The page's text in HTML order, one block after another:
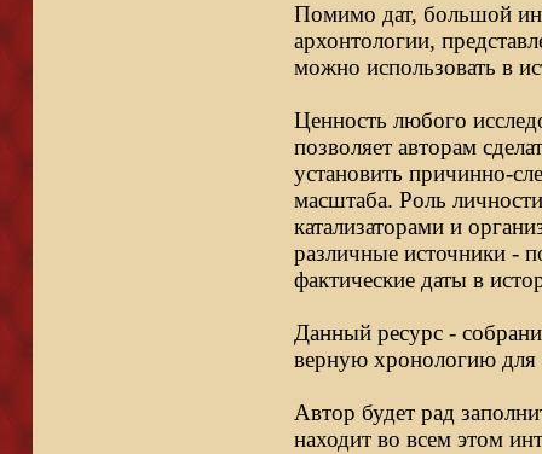
Помимо дат, большой
архонтологии,
можно использовать в
Ценность любого
позволяет авторам
установить причинно-
масштаба. Роль
катализаторами и
различные источники -
фактические даты в
Данный ресурс -
верную хронологию для
Автор будет рад
находит во всем этом